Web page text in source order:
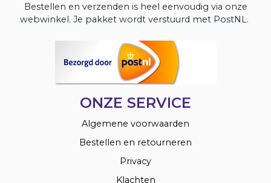
Bestellen en verzenden is heel eenvoudig via onze
webwinkel. Je pakket wordt verstuurd met PostNL.
ONZE SERVICE
Algemene voorwaarden
Bestellen en retourneren
Privacy
Klachten